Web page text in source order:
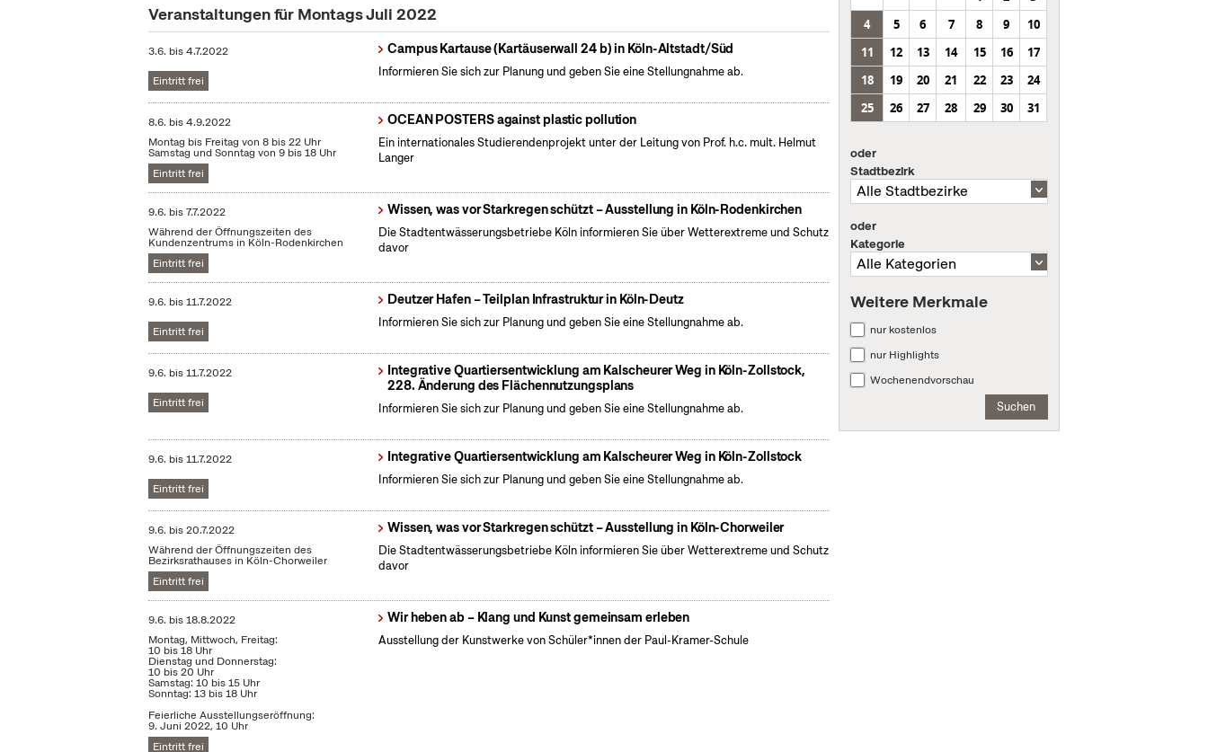
Veranstaltungen für Montags Juli 2022
3.6. bis4.7.2022
Eintritt frei
Campus Kartause (Kartäuserwall 24 b) in Köln-Altstadt/Süd
Informieren Sie sich zur Planung und geben Sie eine Stellungnahme ab.
8.6. bis4.9.2022
Montag bis Freitag von 8 bis 22 Uhr
Samstag und Sonntag von 9 bis 18 Uhr
Eintritt frei
OCEAN POSTERS against plastic pollution
Ein internationales Studierendenprojekt unter der Leitung von Prof. h.c. mult. Helmut
Langer
9.6. bis7.7.2022
Während der Öffnungszeiten des
Kundenzentrums in Köln-Rodenkirchen
Eintritt frei
Wissen, was vor Starkregen schützt – Ausstellung in Köln-Rodenkirchen
Die Stadtentwässerungsbetriebe Köln informieren Sie über Wetterextreme und Schutz
davor
9.6. bis11.7.2022
Eintritt frei
Deutzer Hafen – Teilplan Infrastruktur in Köln-Deutz
Informieren Sie sich zur Planung und geben Sie eine Stellungnahme ab.
9.6. bis11.7.2022
Eintritt frei
Integrative Quartiersentwicklung am Kalscheurer Weg in Köln-Zollstock,
228. Änderung des Flächennutzungsplans
Informieren Sie sich zur Planung und geben Sie eine Stellungnahme ab.
9.6. bis11.7.2022
Eintritt frei
Integrative Quartiersentwicklung am Kalscheurer Weg in Köln-Zollstock
Informieren Sie sich zur Planung und geben Sie eine Stellungnahme ab.
9.6. bis20.7.2022
Während der Öffnungszeiten des
Bezirksrathauses in Köln-Chorweiler
Eintritt frei
Wissen, was vor Starkregen schützt – Ausstellung in Köln-Chorweiler
Die Stadtentwässerungsbetriebe Köln informieren Sie über Wetterextreme und Schutz
davor
9.6. bis18.8.2022
Montag, Mittwoch, Freitag:
10 bis 18 Uhr
Dienstag und Donnerstag:
10 bis 20 Uhr
Samstag: 10 bis 15 Uhr
Sonntag: 13 bis 18 Uhr
Feierliche Ausstellungseröffnung:
9. Juni 2022, 10 Uhr
Eintritt frei
Wir heben ab – Klang und Kunst gemeinsam erleben
Ausstellung der Kunstwerke von Schüler*innen der Paul-Kramer-Schule
4
5 6 7 8 9
10
11
12 13 14 15 16
17
18
19 20 21 22 23
24
25
26 27 28 29 30 31
oder
Stadtbezirk
oder
Kategorie
Weitere Merkmale
nur kostenlos
nur Highlights
Wochenendvorschau
Suchen